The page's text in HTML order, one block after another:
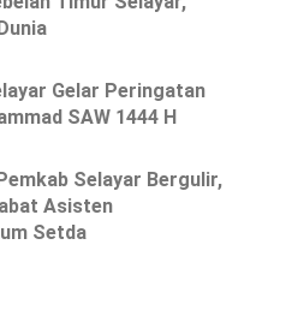
Gelar Peringatan
SAW 1444 H
Selayar Bergulir,
Asisten
Setda